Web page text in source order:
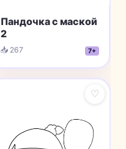
Пандочка с маской
2
📥 267 7+
♡